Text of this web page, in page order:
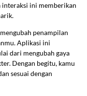
interaksi ini memberikan
penampilan
Aplikasi ini
dari mengubah gaya
Dengan begitu, kamu
sesuai dengan